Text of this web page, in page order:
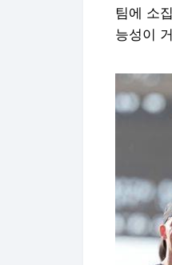
팀에 소
능성이